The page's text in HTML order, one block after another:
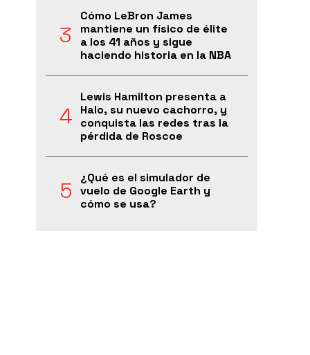
Cómo LeBron James
mantiene un físico de élite
a los 41 años y sigue
haciendo historia en la NBA
Lewis Hamilton presenta a
Halo, su nuevo cachorro, y
conquista las redes tras la
pérdida de Roscoe
¿Qué es el simulador de
vuelo de Google Earth y
cómo se usa?